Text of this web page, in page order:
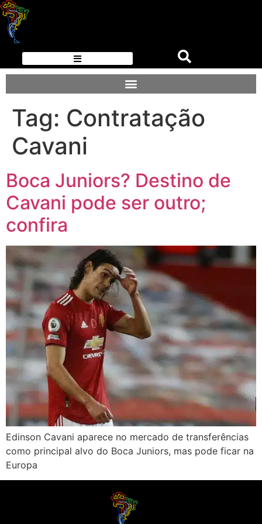
Tag: Contratação
Cavani
Boca Juniors? Destino de
Cavani pode ser outro;
confira
Edinson Cavani aparece no mercado de transferências
como principal alvo do Boca Juniors, mas pode ficar na
Europa